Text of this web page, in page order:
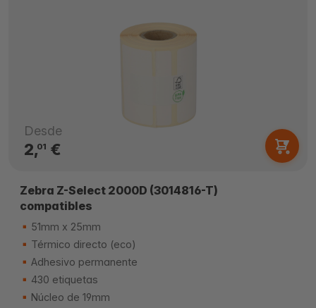
Desde
2,01 €
Zebra Z-Select 2000D (3014816-T)
compatibles
51mm x 25mm
Térmico directo (eco)
Adhesivo permanente
430 etiquetas
Núcleo de 19mm